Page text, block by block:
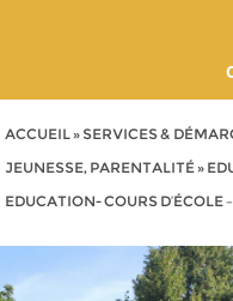
ACCUEIL» SERVICES &
JEUNESSE, PARENTALITÉ»
EDUCATION- COURS D’ÉCOLE